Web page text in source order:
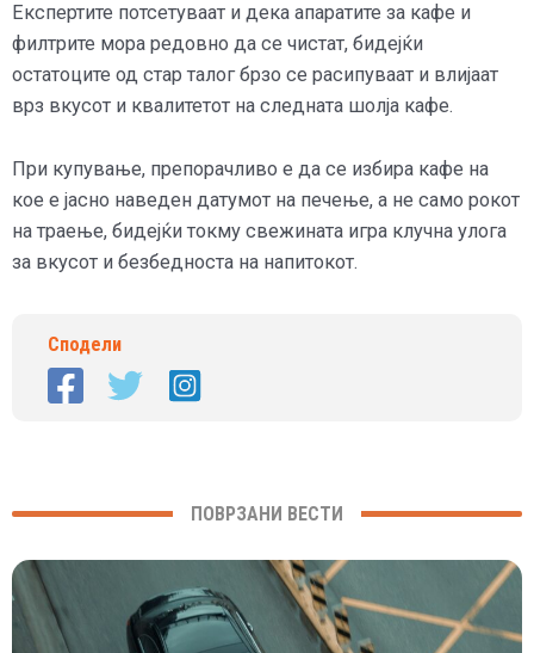
Експертите потсетуваат и дека апаратите за кафе и
филтрите мора редовно да се чистат, бидејќи
остатоците од стар талог брзо се расипуваат и влијаат
врз вкусот и квалитетот на следната шолја кафе.
При купување, препорачливо е да се избира кафе на
кое е јасно наведен датумот на печење, а не само рокот
на траење, бидејќи токму свежината игра клучна улога
за вкусот и безбедноста на напитокот.
Сподели
ПОВРЗАНИ ВЕСТИ